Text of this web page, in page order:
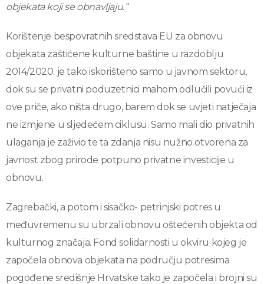
objekata koji se obnavljaju.”
Korištenje bespovratnih sredstava EU za obnovu
objekata zaštićene kulturne baštine u razdoblju
2014/2020. je tako iskorišteno samo u javnom sektoru,
dok su se privatni poduzetnici mahom odlučili povući iz
ove priče, ako ništa drugo, barem dok se uvjeti natječaja
ne izmjene u sljedećem ciklusu. Samo mali dio privatnih
ulaganja je zaživio te ta zdanja nisu nužno otvorena za
javnost zbog prirode potpuno privatne investicije u
obnovu.
Zagrebački, a potom i sisačko- petrinjski potres u
međuvremenu su ubrzali obnovu oštećenih objekta od
kulturnog značaja. Fond solidarnosti u okviru kojeg je
započela obnova objekata na području potresima
pogođene središnje Hrvatske tako je započela i brojni su